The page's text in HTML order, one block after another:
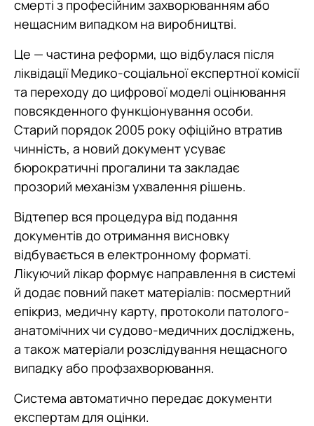
смерті з професійним захворюванням або
нещасним випадком на виробництві.
Це — частина реформи, що відбулася після
ліквідації Медико-соціальної експертної комісії
та переходу до цифрової моделі оцінювання
повсякденного функціонування особи.
Старий порядок 2005 року офіційно втратив
чинність, а новий документ усуває
бюрократичні прогалини та закладає
прозорий механізм ухвалення рішень.
Відтепер вся процедура від подання
документів до отримання висновку
відбувається в електронному форматі.
Лікуючий лікар формує направлення в системі
й додає повний пакет матеріалів: посмертний
епікриз, медичну карту, протоколи патолого-
анатомічних чи судово-медичних досліджень,
а також матеріали розслідування нещасного
випадку або профзахворювання.
Система автоматично передає документи
експертам для оцінки.